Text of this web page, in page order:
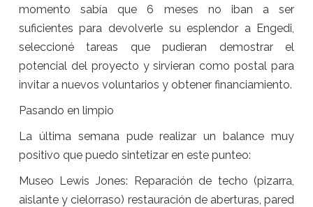
momento sabía que 6 meses no iban a ser
suficientes para devolverle su esplendor a Engedi,
seleccioné tareas que pudieran demostrar el
potencial del proyecto y sirvieran como postal para
invitar a nuevos voluntarios y obtener financiamiento.
Pasando en limpio
La última semana pude realizar un balance muy
positivo que puedo sintetizar en este punteo:
Museo Lewis Jones: Reparación de techo (pizarra,
aislante y cielorraso) restauración de aberturas, pared